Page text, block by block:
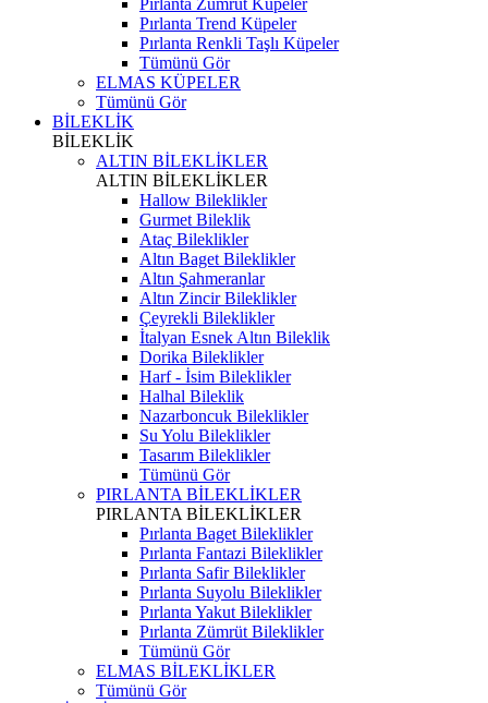
Pırlanta Zümrüt Küpeler
Pırlanta Trend Küpeler
Pırlanta Renkli Taşlı Küpeler
Tümünü Gör
ELMAS KÜPELER
Tümünü Gör
BİLEKLİK
BİLEKLİK
ALTIN BİLEKLİKLER
ALTIN BİLEKLİKLER
Hallow Bileklikler
Gurmet Bileklik
Ataç Bileklikler
Altın Baget Bileklikler
Altın Şahmeranlar
Altın Zincir Bileklikler
Çeyrekli Bileklikler
İtalyan Esnek Altın Bileklik
Dorika Bileklikler
Harf - İsim Bileklikler
Halhal Bileklik
Nazarboncuk Bileklikler
Su Yolu Bileklikler
Tasarım Bileklikler
Tümünü Gör
PIRLANTA BİLEKLİKLER
PIRLANTA BİLEKLİKLER
Pırlanta Baget Bileklikler
Pırlanta Fantazi Bileklikler
Pırlanta Safir Bileklikler
Pırlanta Suyolu Bileklikler
Pırlanta Yakut Bileklikler
Pırlanta Zümrüt Bileklikler
Tümünü Gör
ELMAS BİLEKLİKLER
Tümünü Gör